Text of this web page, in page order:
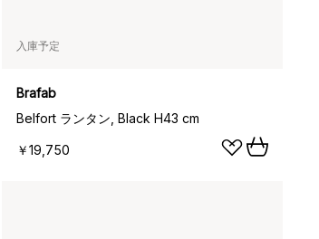
入庫予定
Brafab
Belfort ランタン, Black H43 cm
￥19,750